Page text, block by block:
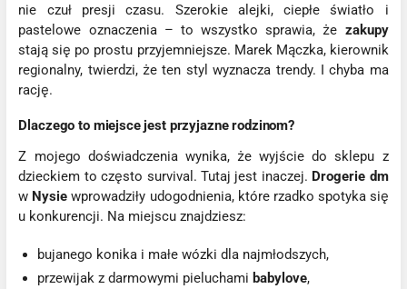
nie czuł presji czasu. Szerokie alejki, ciepłe światło i
pastelowe oznaczenia – to wszystko sprawia, że zakupy
stają się po prostu przyjemniejsze. Marek Mączka, kierownik
regionalny, twierdzi, że ten styl wyznacza trendy. I chyba ma
rację.
Dlaczego to miejsce jest przyjazne rodzinom?
Z mojego doświadczenia wynika, że wyjście do sklepu z
dzieckiem to często survival. Tutaj jest inaczej. Drogerie dm
w Nysie wprowadziły udogodnienia, które rzadko spotyka się
u konkurencji. Na miejscu znajdziesz:
bujanego konika i małe wózki dla najmłodszych,
przewijak z darmowymi pieluchami babylove,